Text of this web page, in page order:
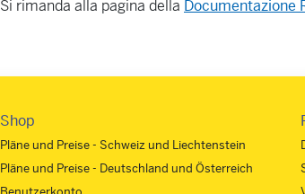
Si rimanda alla pagina della Documentazione
Shop
Pläne und Preise - Schweiz und Liechtenstein
Pläne und Preise - Deutschland und Österreich